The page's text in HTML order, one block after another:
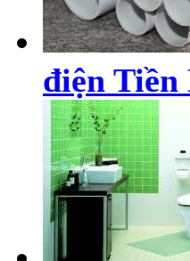
điện Tiền